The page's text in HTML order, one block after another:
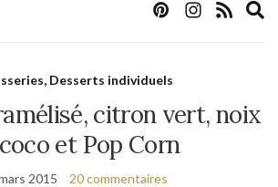
Desserts individuels
citron vert, noix
et Pop Corn
2015 20 commentaires